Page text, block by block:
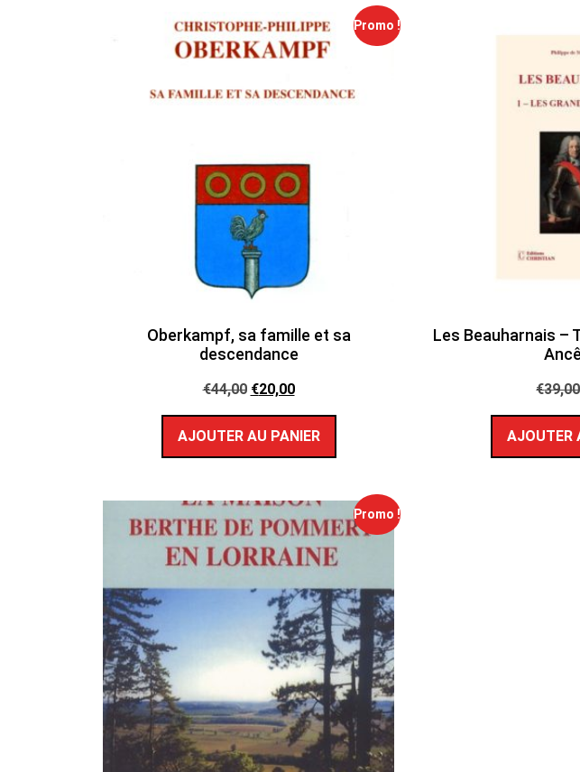
Promo !
Oberkampf, sa famille et sa
descendance
€44,00 €20,00
AJOUTER AU PANIER
Les Beauharnais –
€39,00
AJOUTER
Promo !